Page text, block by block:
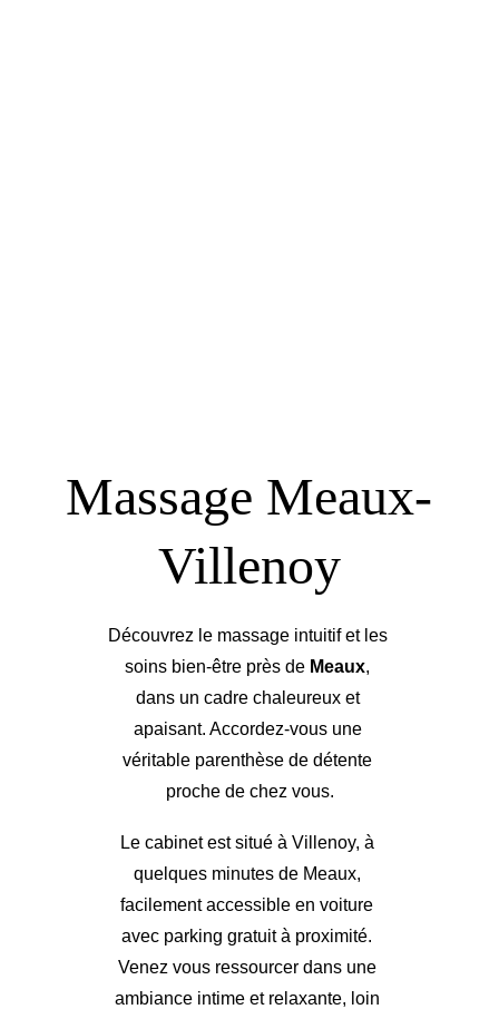
Massage Meaux-
Villenoy
Découvrez le massage intuitif et les
soins bien-être près de Meaux,
dans un cadre chaleureux et
apaisant. Accordez-vous une
véritable parenthèse de détente
proche de chez vous.
Le cabinet est situé à Villenoy, à
quelques minutes de Meaux,
facilement accessible en voiture
avec parking gratuit à proximité.
Venez vous ressourcer dans une
ambiance intime et relaxante, loin